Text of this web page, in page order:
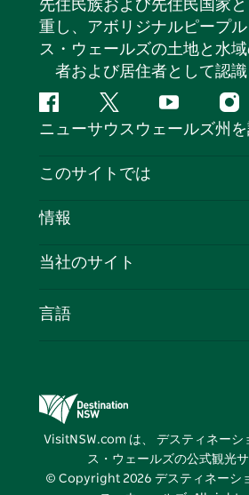
先住民族および先住民国家
重し、アボリジナルピープ
ス・ウェールズの土地と水
者および居住者として認識
フ
ェ
ス
ッ
ツ
イ
タ
ユ
ー
イ
ン
ニューサウスウェールズ州を
お問い合わせ
クッキーに関する通知
このサイトでは
目的地
イベント
情報
旅行情報
NSWでのビジネス
当社のサイト
デスティネーション・ニュー・
ズメディアセンター
ビビッド・シドニー
言語
VisitNSW.com は、 デスティネーシ
ス・ウェールズの公式観光サ
© Copyright 2026 デスティネーシ